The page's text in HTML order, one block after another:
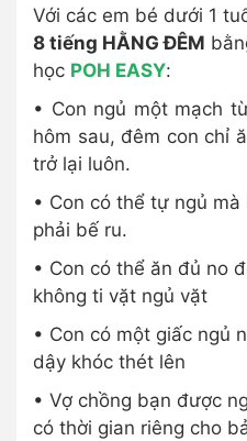
Với các em bé dưới 1
8 tiếng HẰNG ĐÊM
học POH EASY:
• Con ngủ một mạch
hôm sau, đêm con chỉ
trở lại luôn.
• Con có thể tự ngủ
phải bế ru.
• Con có thể ăn đủ no
không ti vặt ngủ vặt
• Con có một giấc ngủ
dậy khóc thét lên
• Vợ chồng bạn được
có thời gian riêng cho